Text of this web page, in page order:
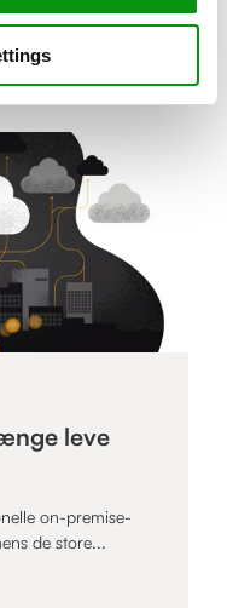
leve
on-premise-
de store...